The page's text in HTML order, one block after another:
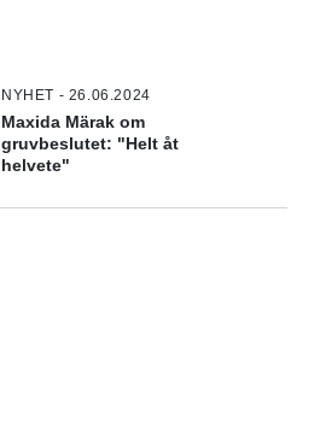
NYHET - 26.06.2024
Maxida Märak om
gruvbeslutet: "Helt åt
helvete"